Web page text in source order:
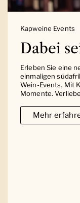
Kapweine Events
Dabei
Erleben Sie eine
einmaligen
Wein-Events. Mit
Momente.
Mehr